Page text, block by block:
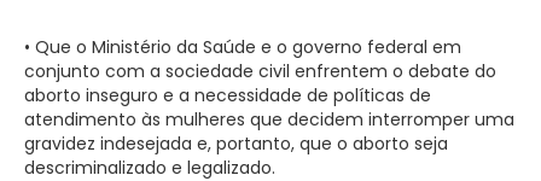
• Que o Ministério da Saúde e o governo federal em
conjunto com a sociedade civil enfrentem o debate do
aborto inseguro e a necessidade de políticas de
atendimento às mulheres que decidem interromper uma
gravidez indesejada e, portanto, que o aborto seja
descriminalizado e legalizado.